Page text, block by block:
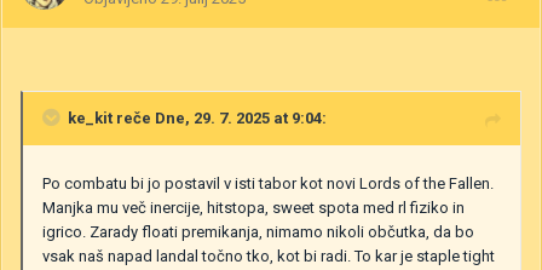
ke_kit reče Dne, 29. 7. 2025 at 9:04:
Po combatu bi jo postavil v isti tabor kot novi Lords of the Fallen.
Manjka mu več inercije, hitstopa, sweet spota med rl fiziko in
igrico. Zarady floati premikanja, nimamo nikoli občutka, da bo
vsak naš napad landal točno tko, kot bi radi. To kar je staple tight